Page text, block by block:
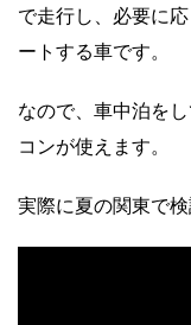
で走行し、必要に
ートする車です。
なので、車中泊を
コンが使えます。
実際に夏の関東で